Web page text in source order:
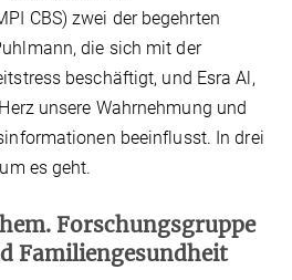
CBS) zwei der begehrten
die sich mit der
beschäftigt, und Esra Al,
unsere Wahrnehmung und
beeinflusst. In drei
es geht.
Forschungsgruppe
Familiengesundheit